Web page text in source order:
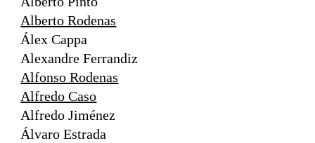
Alberto Rodenas
Álex Cappa
Alexandre Ferrandiz
Alfonso Rodenas
Alfredo Caso
Alfredo Jiménez
Álvaro Estrada